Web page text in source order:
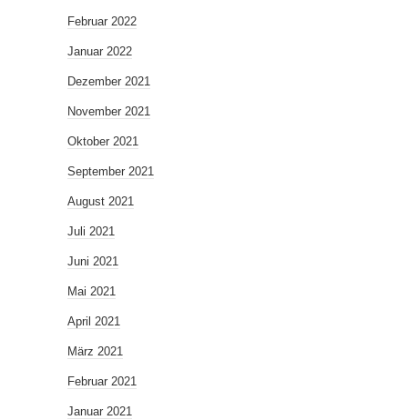
Februar 2022
Januar 2022
Dezember 2021
November 2021
Oktober 2021
September 2021
August 2021
Juli 2021
Juni 2021
Mai 2021
April 2021
März 2021
Februar 2021
Januar 2021